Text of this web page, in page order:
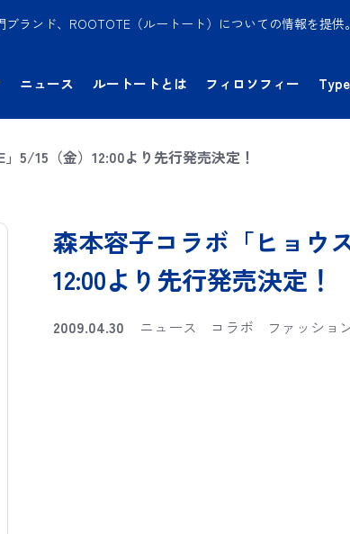
ランド、ROOTOTE（ルートート）についての情報を提
ニュース ルートートとは フィロソフィー
5/15（金）12:00より先行発売決定！
森本容子コラボ「ヒョウ
12:00より先行発売決定！
2009.04.30 ニュース コラボ ファッショ